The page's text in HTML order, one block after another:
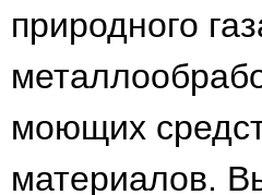
природного
моющих
материалов.